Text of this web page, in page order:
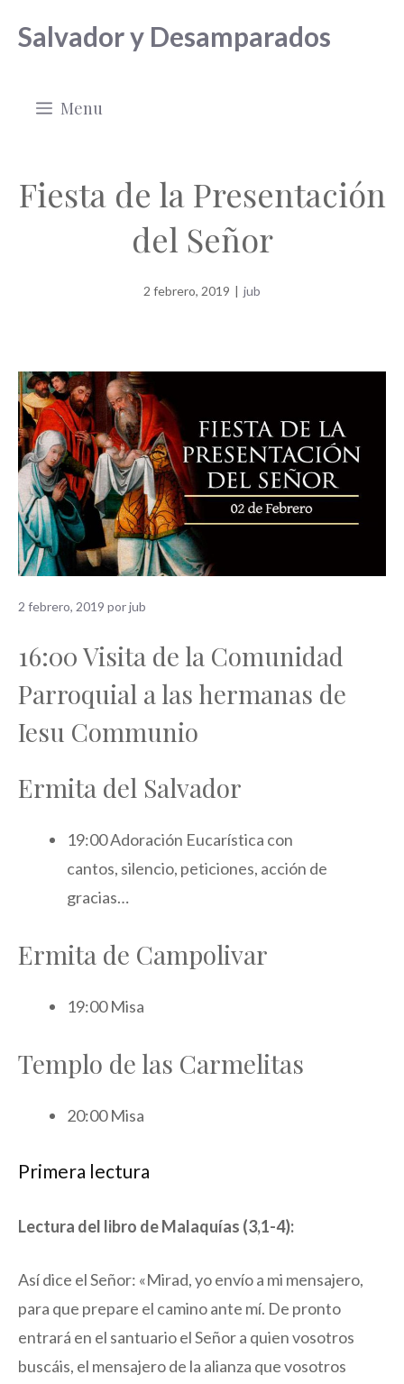
Salvador y Desamparados
Menu
Fiesta de la Presentación
del Señor
2 febrero, 2019 | jub
2 febrero, 2019 porjub
16:00 Visita de la Comunidad
Parroquial a las hermanas de
Iesu Communio
Ermita del Salvador
19:00 Adoración Eucarística con
cantos, silencio, peticiones, acción de
gracias…
Ermita de Campolivar
19:00 Misa
Templo de las Carmelitas
20:00 Misa
Primera lectura
Lectura del libro de Malaquías (3,1-4):
Así dice el Señor: «Mirad, yo envío a mi mensajero,
para que prepare el camino ante mí. De pronto
entrará en el santuario el Señor a quien vosotros
buscáis, el mensajero de la alianza que vosotros